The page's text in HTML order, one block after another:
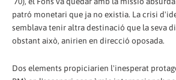
patró monetari que ja no existia. La crisi
semblava tenir altra destinació que la seva
obstant això, anirien en direcció oposada.
Dos elements propiciarien l'inesperat